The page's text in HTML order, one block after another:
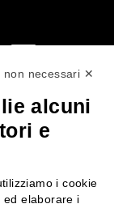
non necessari ✕
alcuni
e
i cookie
ed elaborare i